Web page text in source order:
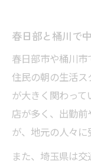
春日部と桶川で
春日部市や桶川
住民の朝の生活
が大きく関わっ
店が多く、出勤
が、地元の人々に
また、埼玉県は